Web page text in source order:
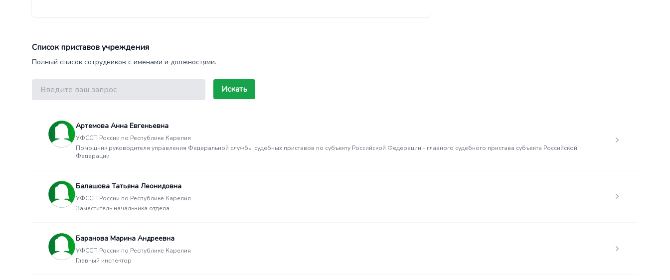
Список приставов учреждения
Полный список сотрудников с именами и должностями.
Поиск Искать
Артемова Анна Евгеньевна
УФССП России по Республике Карелия
Помощник руководителя управления Федеральной службы судебных приставов по субъекту Российской Федерации - главного судебного пристава субъекта Российской
Федерации
Балашова Татьяна Леонидовна
УФССП России по Республике Карелия
Заместитель начальника отдела
Баранова Марина Андреевна
УФССП России по Республике Карелия
Главный инспектор